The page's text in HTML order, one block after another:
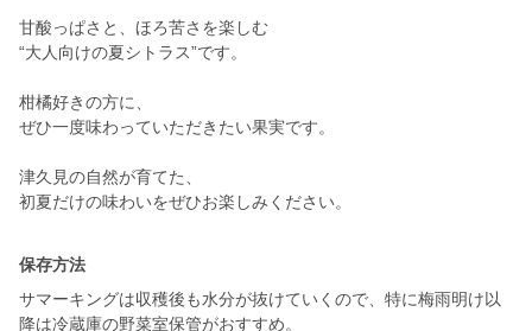
甘酸っぱさと、ほろ苦さを楽しむ
“大人向けの夏シトラス”です。
柑橘好きの方に、
ぜひ一度味わっていただきたい果実です。
津久見の自然が育てた、
初夏だけの味わいをぜひお楽しみください。
保存方法
サマーキングは収穫後も水分が抜けていくので、特に梅雨明け以
降は冷蔵庫の野菜室保管がおすすめ。